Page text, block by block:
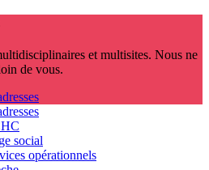
et multisites. Nous ne
de vous.
social
opérationnels